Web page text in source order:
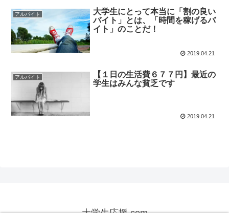
アルバイト
大学生にとって本当に「割の良い
バイト」とは、「時間を稼げるバ
イト」のことだ！
2019.04.21
アルバイト
【１日の生活費６７７円】最近の
学生はみんな貧乏です
2019.04.21